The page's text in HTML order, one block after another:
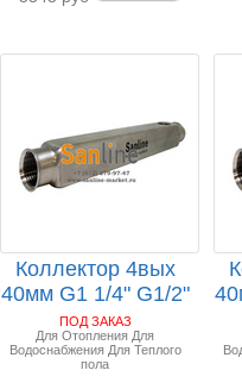
Коллектор 4вых
40мм G1 1/4" G1/2"
Sanline Арт.S...
ПОД ЗАКАЗ
Для Отопления Для
Водоснабжения Для Теплого
пола